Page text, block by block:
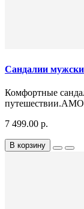
Сандалии
Комфортные
7 499.00 р.
В корзину